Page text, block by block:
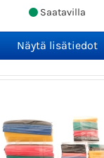
Saatavilla